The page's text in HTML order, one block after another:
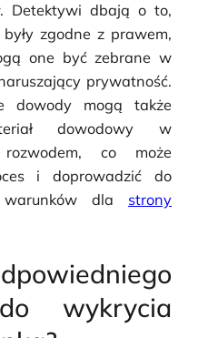
Detektywi dbają o to,
zgodne z prawem,
one być zebrane w
prywatność.
dowody mogą także
dowodowy w
co może
i doprowadzić do
warunków dla strony
wykrycia